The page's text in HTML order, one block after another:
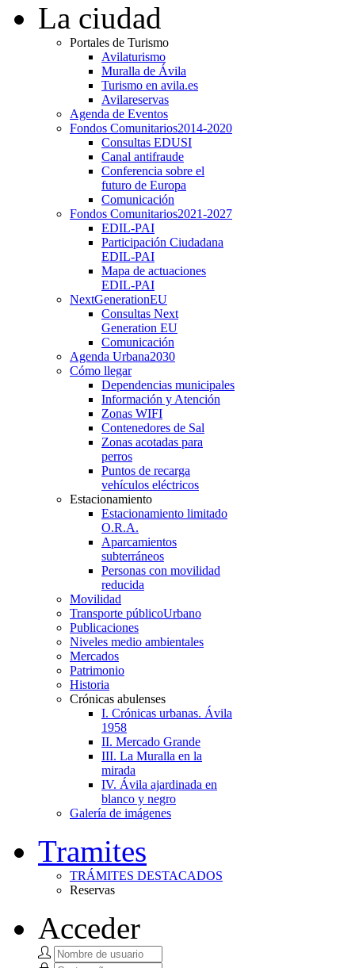
La ciudad
Portales de Turismo
Avilaturismo
Muralla de Ávila
Turismo en avila.es
Avilareservas
Agenda de Eventos
Fondos Comunitarios2014-2020
Consultas EDUSI
Canal antifraude
Conferencia sobre el
futuro de Europa
Comunicación
Fondos Comunitarios2021-2027
EDIL-PAI
Participación Ciudadana
EDIL-PAI
Mapa de actuaciones
EDIL-PAI
NextGenerationEU
Consultas Next
Generation EU
Comunicación
Agenda Urbana2030
Cómo llegar
Dependencias municipales
Información y Atención
Zonas WIFI
Contenedores de Sal
Zonas acotadas para
perros
Puntos de recarga
vehículos eléctricos
Estacionamiento
Estacionamiento limitado
O.R.A.
Aparcamientos
subterráneos
Personas con movilidad
reducida
Movilidad
Transporte públicoUrbano
Publicaciones
Niveles medio ambientales
Mercados
Patrimonio
Historia
Crónicas abulenses
I. Crónicas urbanas. Ávila
1958
II. Mercado Grande
III. La Muralla en la
mirada
IV. Ávila ajardinada en
blanco y negro
Galería de imágenes
Tramites
TRÁMITES DESTACADOS
Reservas
Acceder